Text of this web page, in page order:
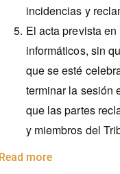
incidencias y
El acta prevista
informáticos, sin
que se esté
terminar la sesión
que las partes
y miembros del
Read more